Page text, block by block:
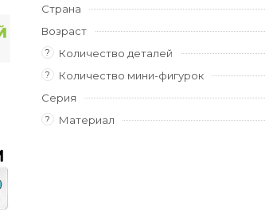
Страна
Возраст
? Количество деталей
? Количество мини-фигурок
Серия
? Материал